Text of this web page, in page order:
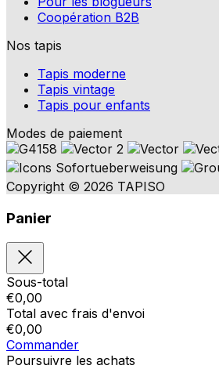
Coopération B2B
Nos tapis
Tapis moderne
Tapis vintage
Tapis pour enfants
Modes de paiement
Copyright © 2026 TAPISO
Panier
Sous-total
€0,00
Total avec frais d'envoi
€0,00
Commander
Poursuivre les achats